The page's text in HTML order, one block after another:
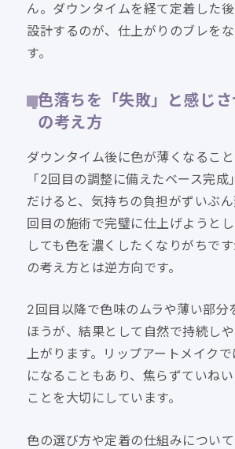
ん。ダウンタイムを経て定着した
設計するのが、仕上がりのブレを
す。
色落ちを「失敗」と感じ
の考え方
ダウンタイム後に色が薄くなるこ
「2回目の調整に備えたベース完成
だけると、気持ちの負担がずいぶ
回目の施術で完璧に仕上げようと
しても色を濃くしたくなりがちで
の考え方とは逆方向です。
2回目以降で色味のムラや薄い部分
ほうが、結果として自然で持続し
上がります。リップアートメイク
になることもあり、焦らずていね
ことを大切にしています。
色の選び方や定着の仕組みについ